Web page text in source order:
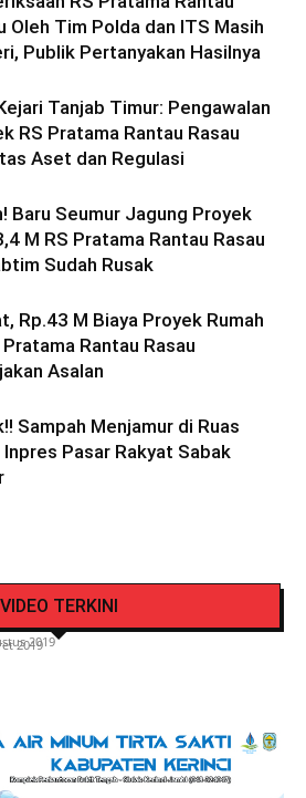
Oleh Tim Polda dan ITS Masih
Publik Pertanyakan Hasilnya
Tanjab Timur: Pengawalan
RS Pratama Rantau Rasau
Aset dan Regulasi
Baru Seumur Jagung Proyek
M RS Pratama Rantau Rasau
Sudah Rusak
Rp.43 M Biaya Proyek Rumah
Rantau Rasau
Asalan
Sampah Menjamur di Ruas
Inpres Pasar Rakyat Sabak
VIDEO TERKINI
Jasad Iglesias di Gunung
2019
Beri Pengendara Segelas
2019